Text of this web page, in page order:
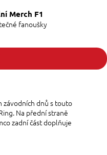
Merch F1
fanoušky
dnů s touto
Na přední straně
zadní část doplňuje